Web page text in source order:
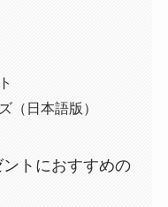
（日本語版）
トにおすすめの